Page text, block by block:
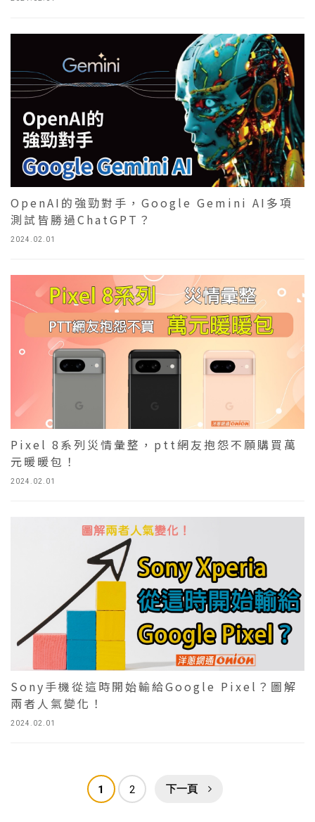
2024.02.01
OpenAI的強勁對手，Google Gemini AI多項
測試皆勝過ChatGPT？
2024.02.01
Pixel 8系列災情彙整，ptt網友抱怨不願購買萬
元暖暖包！
2024.02.01
Sony手機從這時開始輸給Google Pixel？圖解
兩者人氣變化！
1 2 下一頁